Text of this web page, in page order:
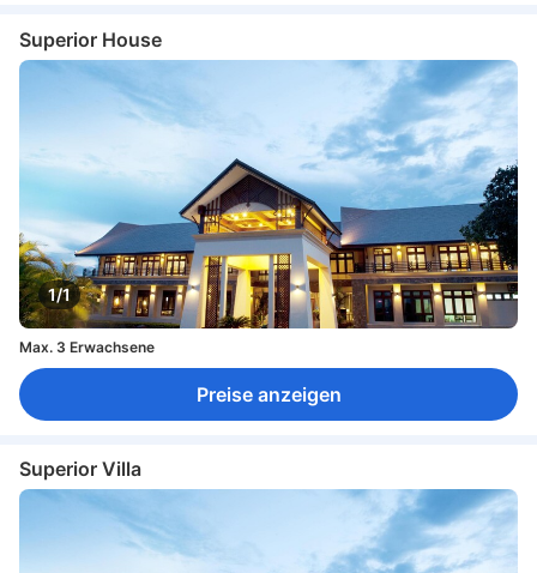
Superior House
1/1
Max. 3 Erwachsene
Preise anzeigen
Superior Villa